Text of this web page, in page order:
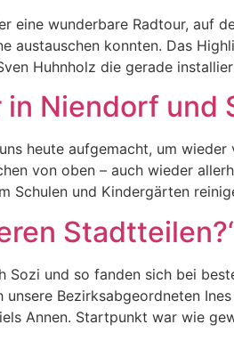
eine wunderbare Radtour, auf
austauschen konnten. Das
Huhnholz die gerade
Niendorf und
heute aufgemacht, um
von oben – auch wieder
Schulen und Kindergärten
und so fanden sich bei
unsere Bezirksabgeordneten
Annen. Startpunkt war wie